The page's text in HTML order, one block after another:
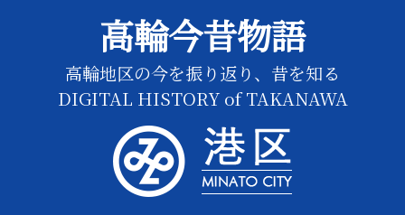
高輪今昔物語
高輪地区の今を振り返り、昔を知る
DIGITAL HISTORY of TAKANAWA